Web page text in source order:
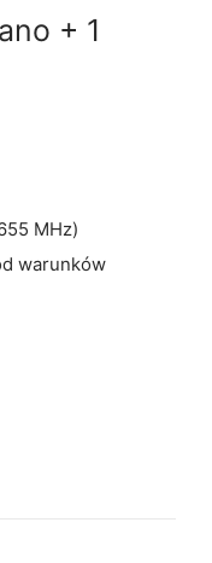
+ 1
MHz)
warunków